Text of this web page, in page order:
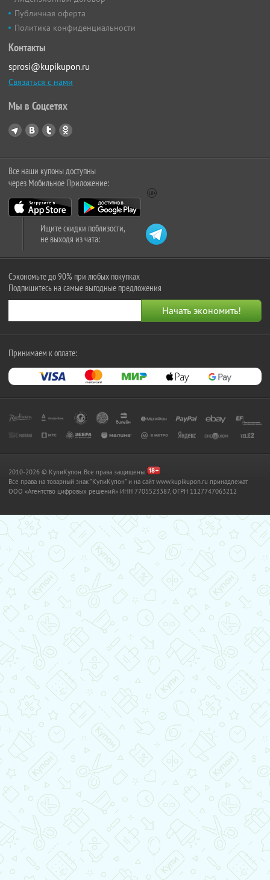
Публичная оферта
Политика конфиденциальности
Контакты
sprosi@kupikupon.ru
Связаться с нами
Мы в Соцсетях
Все наши купоны доступны
через Мобильное Приложение:
Ищите скидки поблизости,
не выходя из чата:
Сэкономьте до 90% при любых покупках
Подпишитесь на самые выгодные предложения
Принимаем к оплате:
2010-2026 © КупиКупон. Все права защищены.
Все права на товарный знак "КупиКупон" и на сайт www.kupikupon.ru принадлежат
OOO «Агентство цифровых решений» ИНН 7705523387, ОГРН 1127747063212